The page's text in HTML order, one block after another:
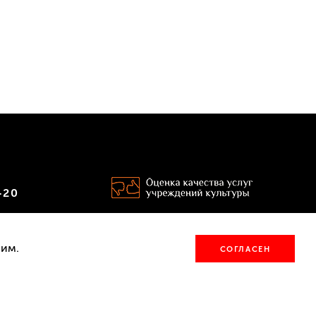
СОГЛАСЕН